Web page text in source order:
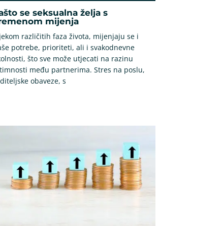
se seksualna želja s
mijenja
različitih faza života, mijenjaju se i
potrebe, prioriteti, ali i svakodnevne
što sve može utjecati na razinu
među partnerima. Stres na poslu,
obaveze, s